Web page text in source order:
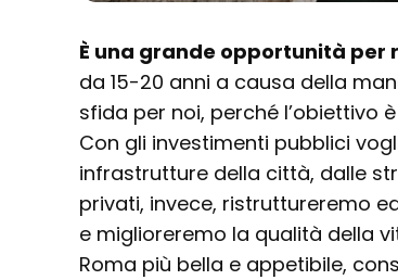
È una grande opportunità per
da 15-20 anni a causa della
sfida per noi, perché l’obiettivo
Con gli investimenti pubblici
infrastrutture della città, dalle
privati, invece, ristruttureremo
e miglioreremo la qualità della
Roma più bella e appetibile,